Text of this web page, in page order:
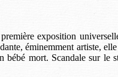
exposition
éminemment artiste,
mort. Scandale sur